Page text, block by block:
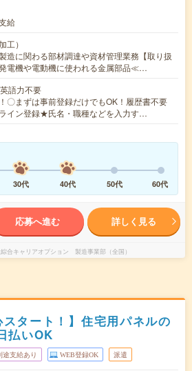
給
工）
造に関わる部材調達や資材管理業務【取り扱
電機や電動機に使われる金属部品≪…
語力不要
〇まずは事前登録だけでもOK！履歴書不要
イン登録★氏名・職種などを入力す…
30代 40代 50代 60代
応募へ進む 詳しく見る
合キャリアオプション 製造事業部（全国）
スタート！】住宅用パネルの
払いOK
途支給あり WEB登録OK 派遣